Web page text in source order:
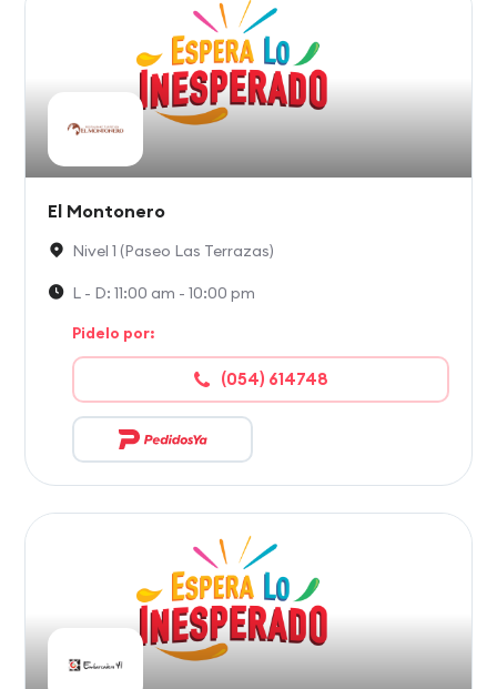
El Montonero
Nivel 1 (Paseo Las Terrazas)
L - D: 11:00 am - 10:00 pm
Pidelo por:
(054) 614748